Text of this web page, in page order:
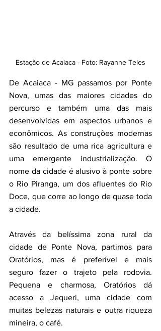
Estação de Acaiaca - Foto: Rayanne Teles
De Acaiaca - MG passamos por Ponte
Nova, umas das maiores cidades do
percurso e também uma das mais
desenvolvidas em aspectos urbanos e
econômicos. As construções modernas
são resultado de uma rica agricultura e
uma emergente industrialização. O
nome da cidade é alusivo à ponte sobre
o Rio Piranga, um dos afluentes do Rio
Doce, que corre ao longo de quase toda
a cidade.
Através da belíssima zona rural da
cidade de Ponte Nova, partimos para
Oratórios, mas é preferível e mais
seguro fazer o trajeto pela rodovia.
Pequena e charmosa, Oratórios dá
acesso a Jequeri, uma cidade com
muitas belezas naturais e outra riqueza
mineira, o café.